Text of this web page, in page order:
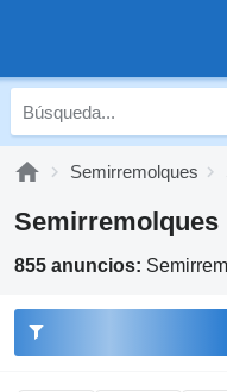
Semirremolques
Semirremolques
855 anuncios: